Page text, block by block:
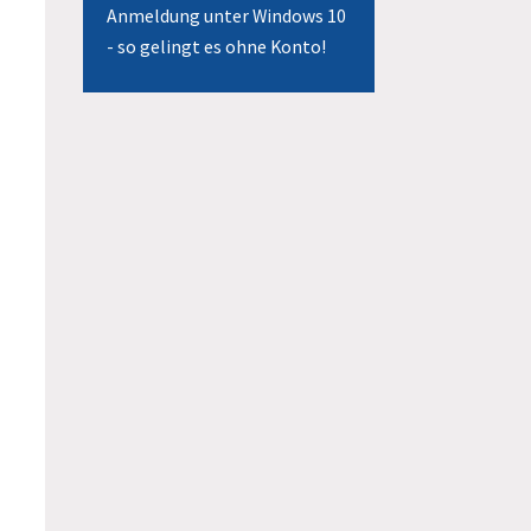
Anmeldung unter Windows 10
- so gelingt es ohne Konto!